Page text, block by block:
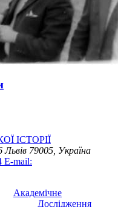
ІСТОРІЇ
Львів 79005, Україна
E-mail:
Академічне
Дослідження